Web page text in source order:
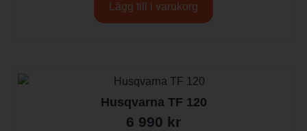
Lägg till i varukorg
Husqvarna TF 120
6 990 kr